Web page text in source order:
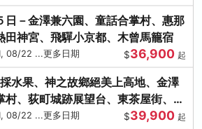
日－金澤兼六園、童話合掌村、惠那
田神宮、飛驒小京都、木曾馬籠宿
08/22 ...更多日期 $36,900 起
水果、神之故鄉絕美上高地、金澤
、荻町城跡展望台、東茶屋街、名
08/22 ...更多日期 $39,900 起